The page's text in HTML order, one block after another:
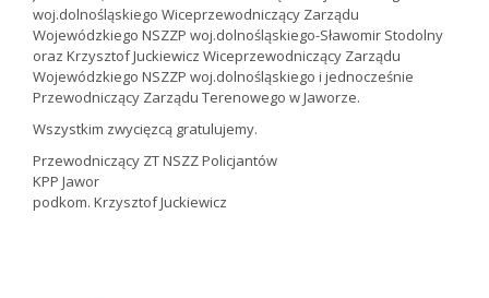
woj.dolnośląskiego Wiceprzewodniczący Zarządu
Wojewódzkiego NSZZP woj.dolnośląskiego-Sławomir Stodolny
oraz Krzysztof Juckiewicz Wiceprzewodniczący Zarządu
Wojewódzkiego NSZZP woj.dolnośląskiego i jednocześnie
Przewodniczący Zarządu Terenowego w Jaworze.
Wszystkim zwycięzcą gratulujemy.
Przewodniczący ZT NSZZ Policjantów
KPP Jawor
podkom. Krzysztof Juckiewicz